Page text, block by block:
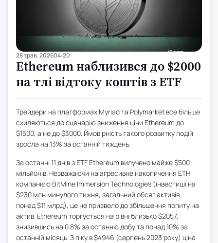
28 трав. 202604:20
Ethereum наблизився до $2000
на тлі відтоку коштів з ETF
Трейдери на платформах Myriad та Polymarket все більше
схиляються до сценарію зниження ціни Ethereum до
$1500, а не до $3000. Ймовірність такого розвитку подій
зросла на 13% за останній тиждень.
За останні 11 днів з ETF Ethereum вилучено майже $500
мільйонів. Незважаючи на агресивне накопичення ETH
компанією BitMine Immersion Technologies (інвестиції на
$230 млн минулого тижня, загальний обсяг активів –
понад $11 млрд), це не призвело до збільшення попиту на
актив. Ethereum торгується на рівні близько $2057,
знизившись на 0.8% за останню добу та понад 10% за
останній місяць. З піку в $4946 (серпень 2023 року) ціна